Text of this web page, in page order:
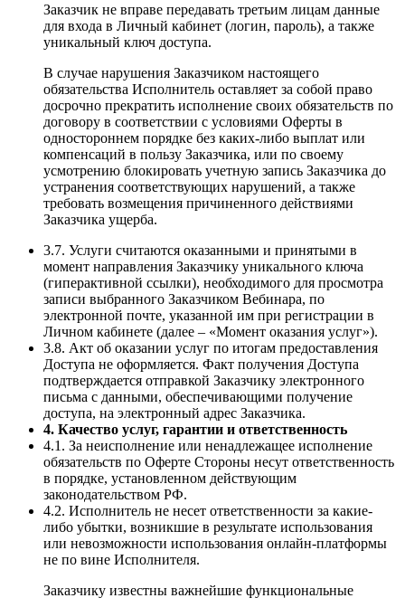
Заказчик не вправе передавать третьим лицам данные
для входа в Личный кабинет (логин, пароль), а также
уникальный ключ доступа.
В случае нарушения Заказчиком настоящего
обязательства Исполнитель оставляет за собой право
досрочно прекратить исполнение своих обязательств по
договору в соответствии с условиями Оферты в
одностороннем порядке без каких-либо выплат или
компенсаций в пользу Заказчика, или по своему
усмотрению блокировать учетную запись Заказчика до
устранения соответствующих нарушений, а также
требовать возмещения причиненного действиями
Заказчика ущерба.
3.7. Услуги считаются оказанными и принятыми в
момент направления Заказчику уникального ключа
(гиперактивной ссылки), необходимого для просмотра
записи выбранного Заказчиком Вебинара, по
электронной почте, указанной им при регистрации в
Личном кабинете (далее – «Момент оказания услуг»).
3.8. Акт об оказании услуг по итогам предоставления
Доступа не оформляется. Факт получения Доступа
подтверждается отправкой Заказчику электронного
письма с данными, обеспечивающими получение
доступа, на электронный адрес Заказчика.
4. Качество услуг, гарантии и ответственность
4.1. За неисполнение или ненадлежащее исполнение
обязательств по Оферте Стороны несут ответственность
в порядке, установленном действующим
законодательством РФ.
4.2. Исполнитель не несет ответственности за какие-
либо убытки, возникшие в результате использования
или невозможности использования онлайн-платформы
не по вине Исполнителя.
Заказчику известны важнейшие функциональные